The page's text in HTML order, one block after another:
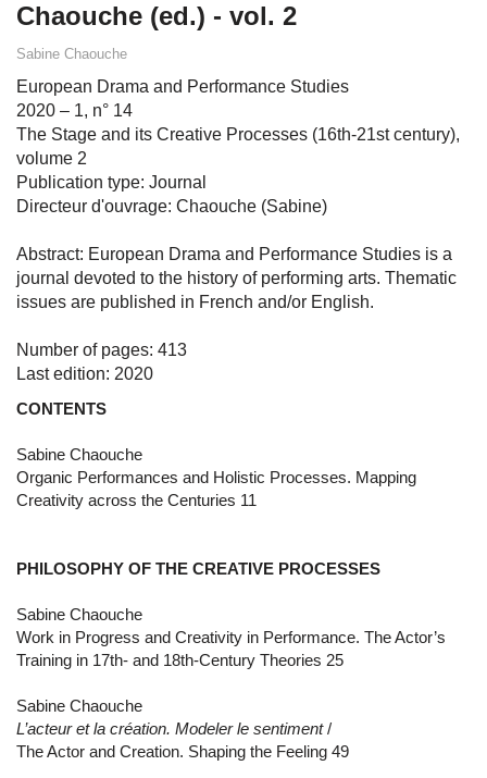
Chaouche (ed.) - vol. 2
Sabine Chaouche
European Drama and Performance Studies
2020 – 1, n° 14
The Stage and its Creative Processes (16th-21st century),
volume 2
Publication type: Journal
Directeur d'ouvrage: Chaouche (Sabine)
Abstract: European Drama and Performance Studies is a
journal devoted to the history of performing arts. Thematic
issues are published in French and/or English.
Number of pages: 413
Last edition: 2020
CONTENTS
Sabine Chaouche
Organic Performances and Holistic Processes. Mapping
Creativity across the Centuries 11
PHILOSOPHY OF THE CREATIVE PROCESSES
Sabine Chaouche
Work in Progress and Creativity in Performance. The Actor’s
Training in 17th- and 18th-Century Theories 25
Sabine Chaouche
L’acteur et la création. Modeler le sentiment/
The Actor and Creation. Shaping the Feeling 49